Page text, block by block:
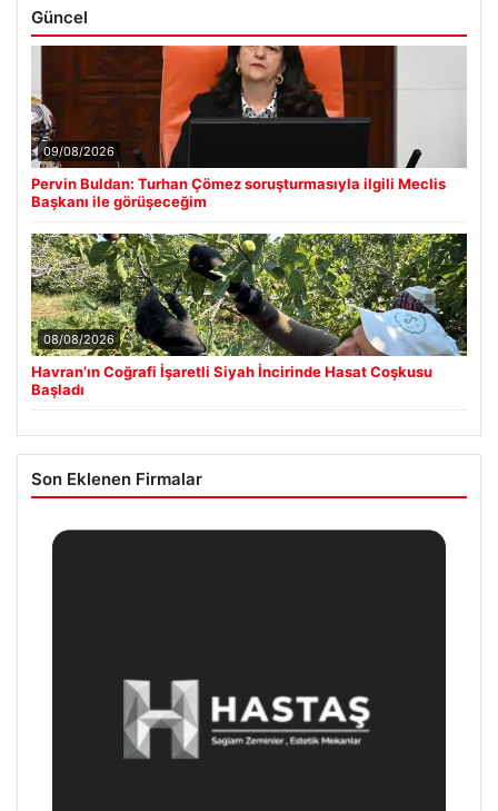
Güncel
09/08/2026
Pervin Buldan: Turhan Çömez soruşturmasıyla ilgili Meclis
Başkanı ile görüşeceğim
08/08/2026
Havran’ın Coğrafi İşaretli Siyah İncirinde Hasat Coşkusu
Başladı
Son Eklenen Firmalar